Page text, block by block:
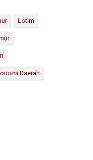
Lotim
Daerah